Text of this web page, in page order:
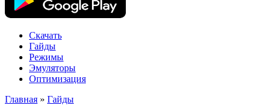
Скачать
Гайды
Режимы
Эмуляторы
Оптимизация
Главная » Гайды